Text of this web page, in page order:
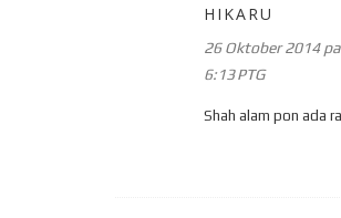
HIKARU
26 Oktober 2014
6:13 PTG
Shah alam pon ada